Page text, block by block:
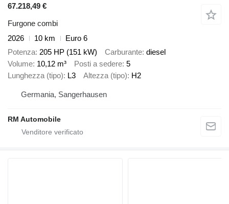
67.218,49 €
Furgone combi
2026
10 km
Euro 6
Potenza 205 HP (151 kW) Carburante diesel
Volume 10,12 m³ Posti a sedere 5
Lunghezza (tipo) L3 Altezza (tipo) H2
Germania, Sangerhausen
RM Automobile